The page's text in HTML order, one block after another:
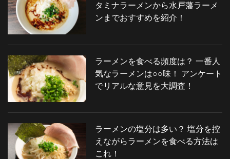
タミナラーメンから水戸藩ラーメ
ンまでおすすめを紹介！
ラーメンを食べる頻度は？ 一番人
気なラーメンは○○味！ アンケート
でリアルな意見を大調査！
ラーメンの塩分は多い？ 塩分を控
えながらラーメンを食べる方法は
これ！